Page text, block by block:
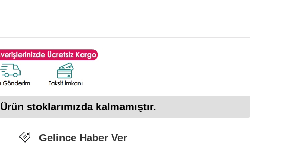
Ürün stoklarımızda kalmamıştır.
Gelince Haber Ver